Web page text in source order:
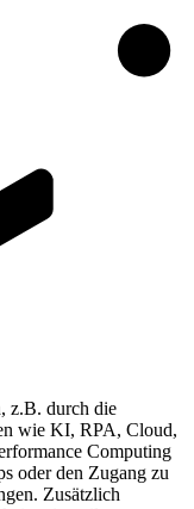
z.B. durch die
wie KI, RPA, Cloud,
Computing
oder den Zugang zu
Zusätzlich